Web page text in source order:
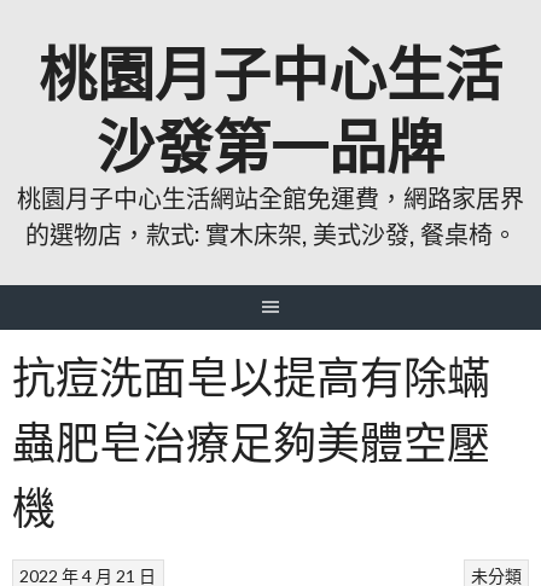
桃園月子中心生活
沙發第一品牌
桃園月子中心生活網站全館免運費，網路家居界
的選物店，款式: 實木床架, 美式沙發, 餐桌椅。
抗痘洗面皂以提高有除蟎
蟲肥皂治療足夠美體空壓
機
未分類
2022 年 4 月 21 日